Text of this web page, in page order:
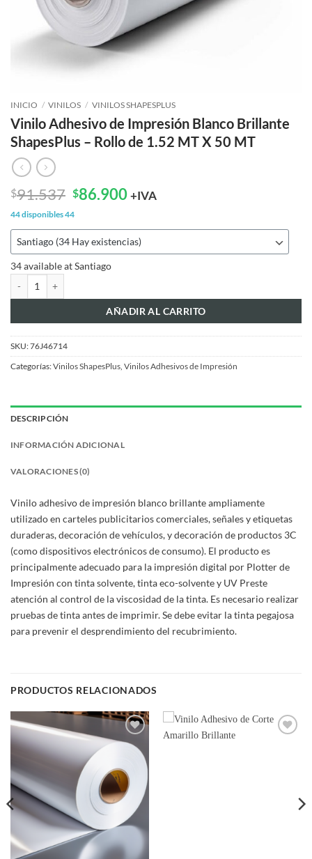
INICIO / VINILOS / VINILOS SHAPESPLUS
Vinilo Adhesivo de Impresión Blanco Brillante
ShapesPlus – Rollo de 1.52 MT X 50 MT
$91.537 El
precio
original
era:
$91.537.
$86.900El
es:
$86.900.
+IVA
44 disponibles44
34 available at Santiago
AÑADIR AL CARRITO
SKU:76J46714
Categorías:Vinilos ShapesPlus Vinilos Adhesivos de Impresión
DESCRIPCIÓN
INFORMACIÓN ADICIONAL
VALORACIONES (0)
Vinilo adhesivo de impresión blanco brillante ampliamente
utilizado en carteles publicitarios comerciales, señales y etiquetas
duraderas, decoración de vehículos, y decoración de productos 3C
(como dispositivos electrónicos de consumo). El producto es
principalmente adecuado para la impresión digital por Plotter de
Impresión con tinta solvente, tinta eco-solvente y UV Preste
atención al control de la viscosidad de la tinta. Es necesario realizar
pruebas de tinta antes de imprimir. Se debe evitar la tinta pegajosa
para prevenir el desprendimiento del recubrimiento.
PRODUCTOS RELACIONADOS
Add to
wishlist